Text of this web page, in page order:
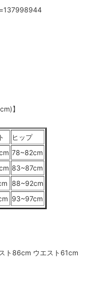
】
ヒップ
78~82cm
83~87cm
88~92cm
93~97cm
ト86cm ウエスト61cm